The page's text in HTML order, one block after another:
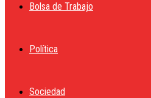
Bolsa de Trabajo
Política
Sociedad